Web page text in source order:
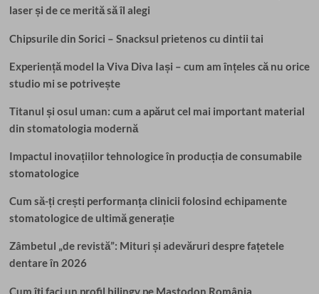
laser și de ce merită să îl alegi
Chipsurile din Sorici – Snacksul prietenos cu dintii tai
Experiență model la Viva Diva Iași – cum am înțeles că nu orice
studio mi se potrivește
Titanul și osul uman: cum a apărut cel mai important material
din stomatologia modernă
Impactul inovațiilor tehnologice în producția de consumabile
stomatologice
Cum să-ți crești performanța clinicii folosind echipamente
stomatologice de ultimă generație
Zâmbetul „de revistă”: Mituri și adevăruri despre fațetele
dentare în 2026
Cum îți faci un profil bilingv pe Mastodon România